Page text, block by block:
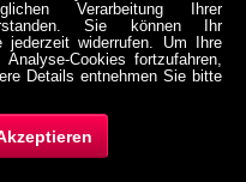
inkl. MwSt. zzgl. Versand
Netto 1,554622 €
Verarbeitung Ihrer
Sie können Ihr
jederzeit widerrufen. Um Ihre
Cookies fortzufahren,
Details entnehmen Sie bitte